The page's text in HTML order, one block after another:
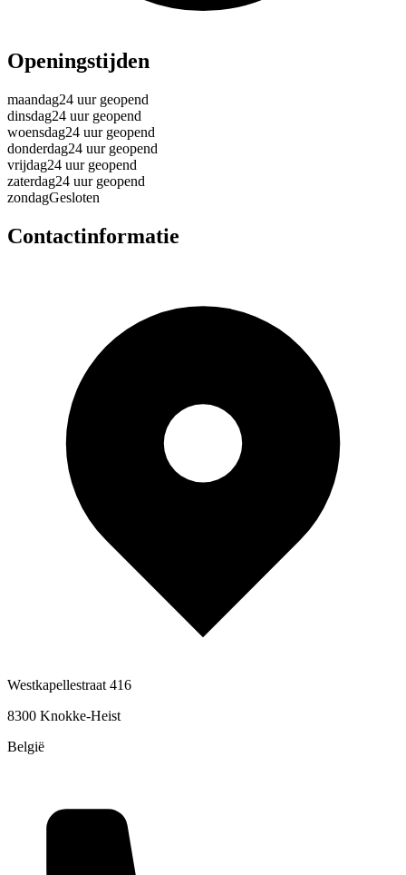
Openingstijden
maandag24 uur geopend
dinsdag24 uur geopend
woensdag24 uur geopend
donderdag24 uur geopend
vrijdag24 uur geopend
zaterdag24 uur geopend
zondagGesloten
Contactinformatie
Westkapellestraat 416
8300 Knokke-Heist
België